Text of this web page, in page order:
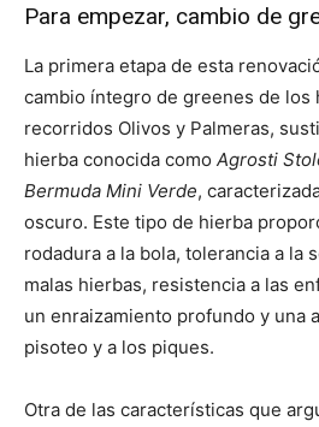
Para empezar, cambio de
La primera etapa de esta
cambio íntegro de greenes de los
recorridos Olivos y Palmeras,
hierba conocida como Agrosti
Bermuda Mini Verde,
oscuro. Este tipo de hierba
rodadura a la bola, tolerancia a la
malas hierbas, resistencia a las
un enraizamiento profundo y una
pisoteo y a los piques.
Otra de las características que